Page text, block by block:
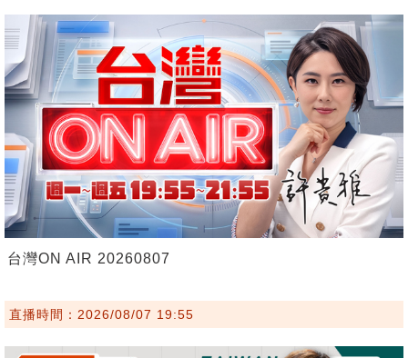
台灣ON AIR 20260807
直播時間：2026/08/07 19:55